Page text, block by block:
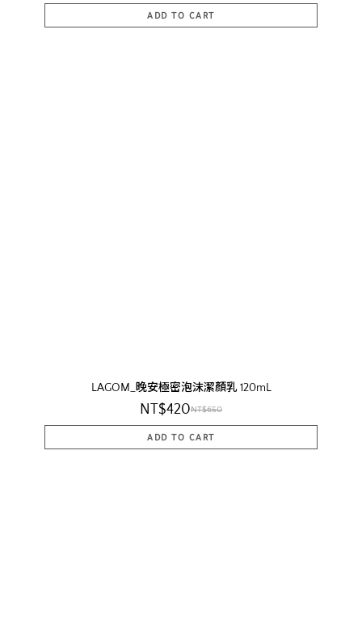
LAGOM_晚安極密泡沫潔顏乳 120mL
NT$420NT$650